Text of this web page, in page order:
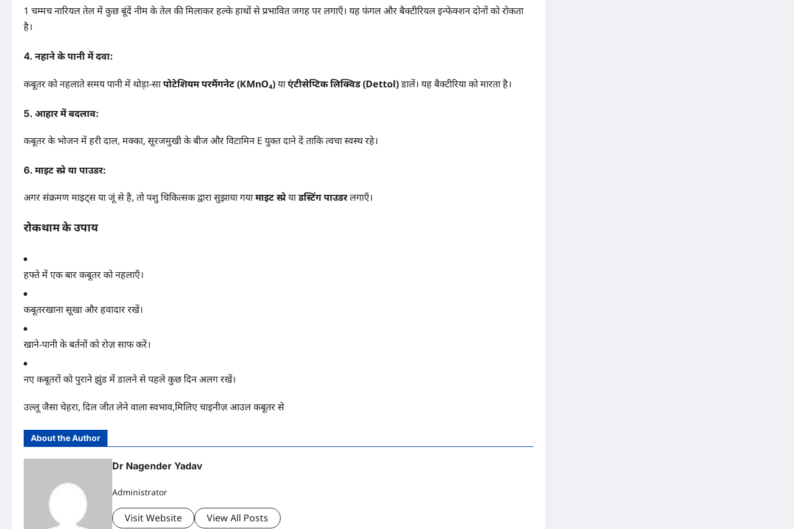
1 चम्मच नारियल तेल में कुछ बूंदें नीम के तेल की मिलाकर हल्के हाथों से प्रभावित जगह पर लगाएँ। यह फंगल और बैक्टीरियल इन्फेक्शन दोनों को रोकता
है।
4. नहाने के पानी में दवा:
कबूतर को नहलाते समय पानी में थोड़ा-सापोटेशियम परमैंगनेट (KMnO₄)याएंटीसेप्टिक लिक्विड (Dettol)डालें। यह बैक्टीरिया को मारता है।
5. आहार में बदलाव:
कबूतर के भोजन में हरी दाल, मक्का, सूरजमुखी के बीज और विटामिन E युक्त दाने दें ताकि त्वचा स्वस्थ रहे।
6. माइट स्प्रे या पाउडर:
अगर संक्रमण माइट्स या जूं से है, तो पशु चिकित्सक द्वारा सुझाया गयामाइट स्प्रेयाडस्टिंग पाउडरलगाएँ।
रोकथाम के उपाय
हफ्ते में एक बार कबूतर को नहलाएँ।
कबूतरखाना सूखा और हवादार रखें।
खाने-पानी के बर्तनों को रोज़ साफ करें।
नए कबूतरों को पुराने झुंड में डालने से पहले कुछ दिन अलग रखें।
उल्लू जैसा चेहरा, दिल जीत लेने वाला स्वभाव,मिलिए चाइनीज़ आउल कबूतर से
About the Author
Dr Nagender Yadav
Administrator
Visit Website View All Posts